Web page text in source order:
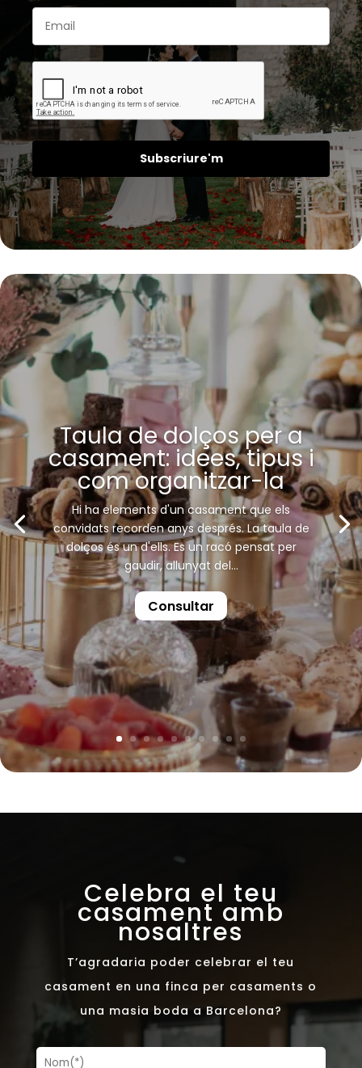
Subscriure'm
Taula de dolços per a
casament: idees, tipus i
com organitzar-la
Hi ha elements d'un casament que els
convidats recorden anys després. La taula de
dolços és un d'ells. Es un racó pensat per
gaudir, allunyat del...
Consultar
Celebra el teu
casament amb
nosaltres
T’agradaria poder celebrar el teu
casament en una finca per casaments o
una masia boda a Barcelona?